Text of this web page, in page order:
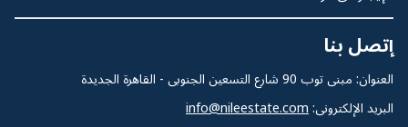
إتصل بنا
العنوان: مبنى توب 90 شارع التسعين الجنوبى - القاهرة الجديدة
البريد الإلكترونى: info@nileestate.com